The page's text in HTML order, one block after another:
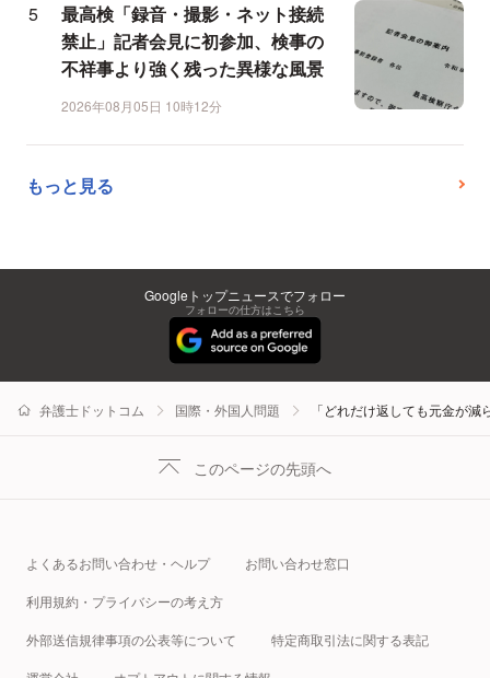
最高検「録音・撮影・ネット接続
禁止」記者会見に初参加、検事の
不祥事より強く残った異様な風景
2026年08月05日 10時12分
もっと見る
Googleトップニュースでフォロー
フォローの仕方はこちら
弁護士ドットコム 国際・外国人問題 「どれだけ返しても元金が
このページの先頭へ
よくあるお問い合わせ・ヘルプ お問い合わせ窓口
利用規約・プライバシーの考え方
外部送信規律事項の公表等について 特定商取引法に関する表記